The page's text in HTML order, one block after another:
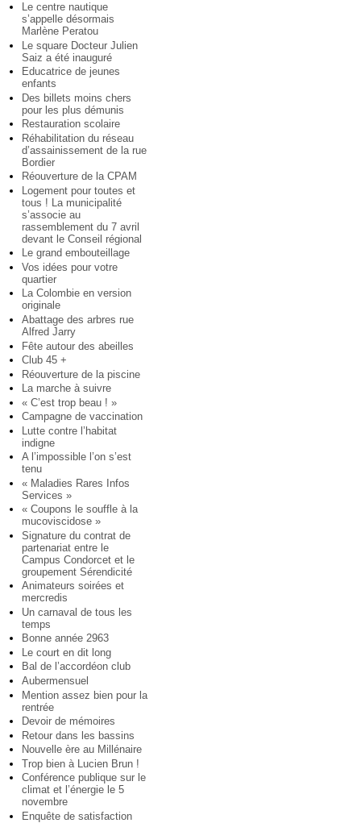
Le centre nautique
s’appelle désormais
Marlène Peratou
Le square Docteur Julien
Saiz a été inauguré
Educatrice de jeunes
enfants
Des billets moins chers
pour les plus démunis
Restauration scolaire
Réhabilitation du réseau
d’assainissement de la rue
Bordier
Réouverture de la CPAM
Logement pour toutes et
tous ! La municipalité
s’associe au
rassemblement du 7 avril
devant le Conseil régional
Le grand embouteillage
Vos idées pour votre
quartier
La Colombie en version
originale
Abattage des arbres rue
Alfred Jarry
Fête autour des abeilles
Club 45 +
Réouverture de la piscine
La marche à suivre
« C’est trop beau ! »
Campagne de vaccination
Lutte contre l’habitat
indigne
A l’impossible l’on s’est
tenu
« Maladies Rares Infos
Services »
« Coupons le souffle à la
mucoviscidose »
Signature du contrat de
partenariat entre le
Campus Condorcet et le
groupement Sérendicité
Animateurs soirées et
mercredis
Un carnaval de tous les
temps
Bonne année 2963
Le court en dit long
Bal de l’accordéon club
Aubermensuel
Mention assez bien pour la
rentrée
Devoir de mémoires
Retour dans les bassins
Nouvelle ère au Millénaire
Trop bien à Lucien Brun !
Conférence publique sur le
climat et l’énergie le 5
novembre
Enquête de satisfaction